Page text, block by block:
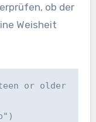
ob der
Weisheit
or older